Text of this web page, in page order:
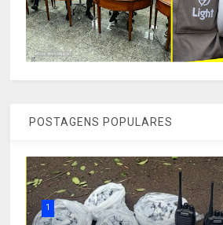
POSTAGENS POPULARES
1